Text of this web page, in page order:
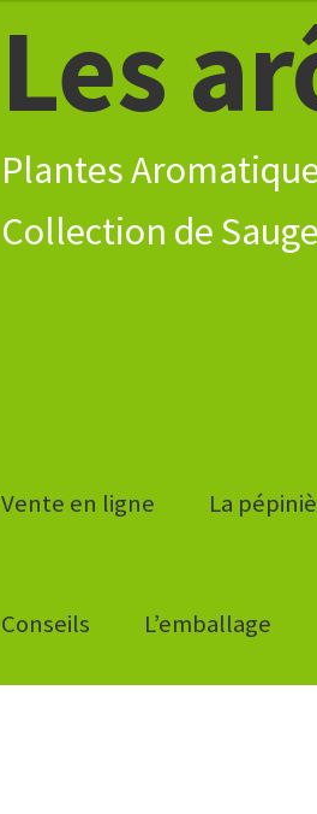
navigation
contenu
Les
Plantes
Vente en ligne La
Conseils L’emballage
8,30€